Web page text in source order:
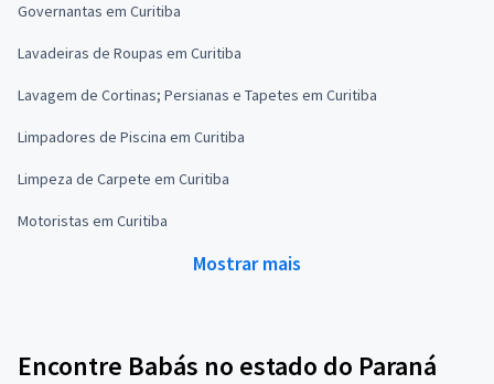
Governantas em Curitiba
Lavadeiras de Roupas em Curitiba
Lavagem de Cortinas; Persianas e Tapetes em Curitiba
Limpadores de Piscina em Curitiba
Limpeza de Carpete em Curitiba
Motoristas em Curitiba
Mostrar mais
Encontre Babás no estado do Paraná